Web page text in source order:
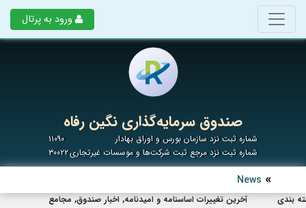
ورود به پرتال
صندوق سرمایه‌گذاری نگین رفاه
شماره ثبت نزد سازمان بورس و اوراق بهادار
۱۱۰۹۰
شماره ثبت نزد مرجع ثبت شرکت‌ها و موسسات غیرتجاری۳۰۰۲۲
News
بندی
آخرین تغییرات اساسنامه و امیدنامه, اخبار صندوق, مجامع